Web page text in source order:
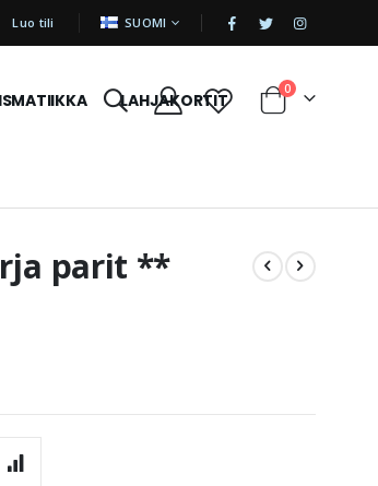
Luo tili KIELI SUOMI |
LAHJAKORTIT Cart
0tuotetta
parit **